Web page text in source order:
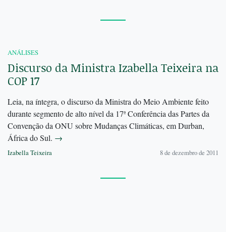
ANÁLISES
Discurso da Ministra Izabella Teixeira na
COP 17
Leia, na íntegra, o discurso da Ministra do Meio Ambiente feito
durante segmento de alto nível da 17ª Conferência das Partes da
Convenção da ONU sobre Mudanças Climáticas, em Durban,
África do Sul. →
Izabella Teixeira 8 de dezembro de 2011